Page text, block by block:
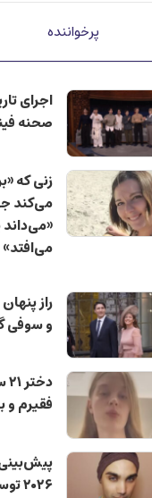
پرخواننده
صحنه
می‌کند
می‌افتد»
راز
و سوفی
فقیرم و
۲۰۲۶ توسط پیشگوی کرونا